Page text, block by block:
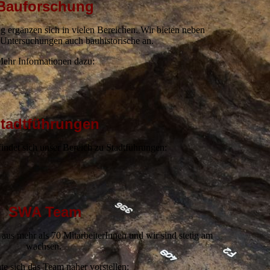
ergänzen sich in vielen Bereichen. Wir bieten neben
auch bauhistorische an.
Informationen dazu:
sich unser Bereich zu Stadtführungen:
SWA Team
mehr als 70 MitarbeiterInnen und wir sind stetig am
wachsen.
sich das Team näher vorstellen: